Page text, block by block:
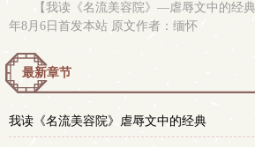
【我读《名流美容院》—虐辱文中的经
年8月6日首发本站 原文作者：缅怀
最新章节
我读《名流美容院》虐辱文中的经典